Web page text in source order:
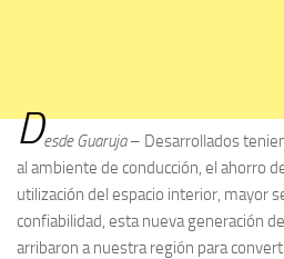
Desde Guaruja– Desarrollados
al ambiente de conducción, el ahorro
utilización del espacio interior, mayor
confiabilidad, esta nueva generación
arribaron a nuestra región para